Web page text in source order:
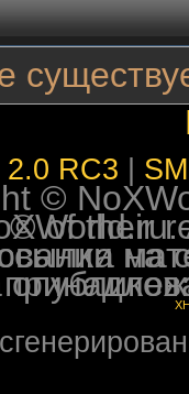
2.0 RC3
©
© 2009-2026 NoXWorld.ru. All
использовании
на форуме